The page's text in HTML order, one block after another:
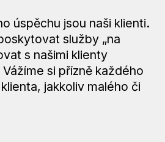
úspěchu jsou naši klienti.
služby „na
s našimi klienty
si přízně každého
jakkoliv malého či